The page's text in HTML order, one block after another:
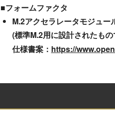
■フォームファクタ
M.2アクセラレータモジュー
(標準M.2用に設計されたも
仕様書案： https://